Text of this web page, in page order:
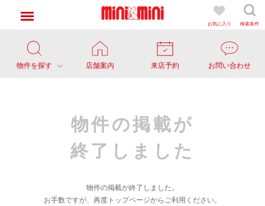
お気に入り 検索条件
物件を探す 店舗案内 来店予約 お問い合わせ
物件の掲載が
終了しました
物件の掲載が終了しました。
お手数ですが、再度トップページからご利用ください。